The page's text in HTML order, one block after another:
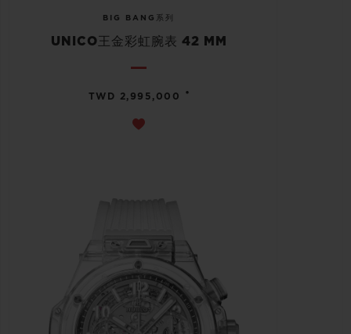
BIG BANG系列
UNICO王金彩虹腕表 42 MM
TWD 2,995,000 •